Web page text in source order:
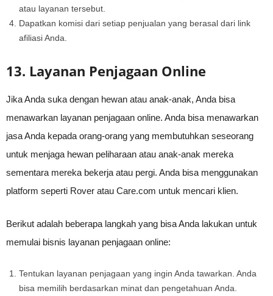
atau layanan tersebut.
Dapatkan komisi dari setiap penjualan yang berasal dari link
afiliasi Anda.
13. Layanan Penjagaan Online
Jika Anda suka dengan hewan atau anak-anak, Anda bisa
menawarkan layanan penjagaan online. Anda bisa menawarkan
jasa Anda kepada orang-orang yang membutuhkan seseorang
untuk menjaga hewan peliharaan atau anak-anak mereka
sementara mereka bekerja atau pergi. Anda bisa menggunakan
platform seperti Rover atau Care.com untuk mencari klien.
Berikut adalah beberapa langkah yang bisa Anda lakukan untuk
memulai bisnis layanan penjagaan online:
Tentukan layanan penjagaan yang ingin Anda tawarkan. Anda
bisa memilih berdasarkan minat dan pengetahuan Anda.